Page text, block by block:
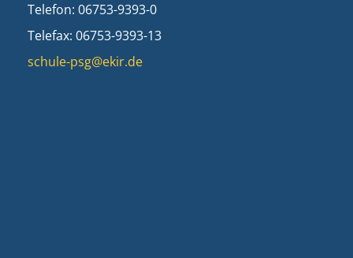
Telefon: 06753-9393-0
Telefax: 06753-9393-13
schule-psg@ekir.de